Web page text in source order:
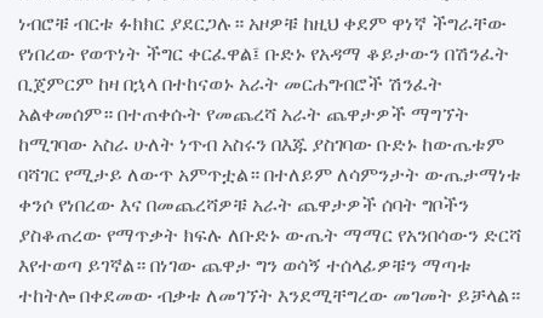
ነብሮቹ ብርቱ ፉክክር ያደርጋሉ። አዞዎቹ ከዚህ ቀደም ዋነኛ ችግራቸው
የነበረው የወጥነት ችግር ቀርፈዋል፤ ቡድኑ የአዳማ ቆይታውን በሽንፈት
ቢጀምርም ከዛ በኋላ በተከናወኑ አራት መርሐግብሮች ሽንፈት
አልቀመሰም። በተጠቀሱት የመጨረሻ አራት ጨዋታዎች ማግኘት
ከሚገባው አስራ ሁለት ነጥብ አስሩን በእጁ ያስገባው ቡድኑ ከውጤቱም
ባሻገር የሚታይ ለውጥ አምጥቷል። በተለይም ለሳምንታት ውጤታማነቱ
ቀንሶ የነበረው እና በመጨረሻዎቹ አራት ጨዋታዎች ሰባት ግቦችን
ያስቆጠረው የማጥቃት ክፍሉ ለቡድኑ ውጤት ማማር የአንበሳውን ድርሻ
እየተወጣ ይገኛል። በነገው ጨዋታ ግን ወሳኝ ተሰላፊዎቹን ማጣቱ
ተከትሎ በቀደመው ብቃቱ ለመገኘት እንደሚቸግረው መገመት ይቻላል።